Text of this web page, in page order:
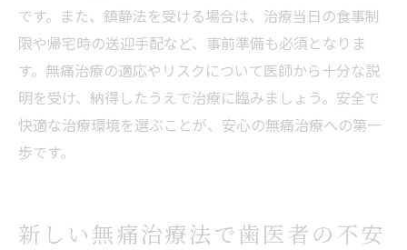
です。また、鎮静法を受ける場合は、治療当日の食事制
限や帰宅時の送迎手配など、事前準備も必須となりま
す。無痛治療の適応やリスクについて医師から十分な説
明を受け、納得したうえで治療に臨みましょう。安全で
快適な治療環境を選ぶことが、安心の無痛治療への第一
歩です。
新しい無痛治療法で歯医者の不安